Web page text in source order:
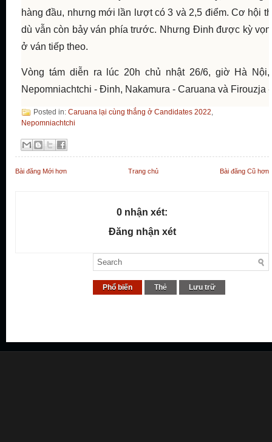
hàng đầu, nhưng mới lần lượt có 3 và 2,5 điểm. Cơ hội
dù vẫn còn bảy ván phía trước. Nhưng Đinh được kỳ
ở ván tiếp theo.
Vòng tám diễn ra lúc 20h chủ nhật 26/6, giờ Hà
Nepomniachtchi - Đinh, Nakamura - Caruana và Firouzja
Posted in: Caruana lại cùng thắng ở Candidates 2022,
Nepomniachtchi
Bài đăng Mới hơn Bài đăng Cũ hơn
Trang chủ
0 nhận xét:
Đăng nhận xét
Phổ biến Thẻ Lưu trữ